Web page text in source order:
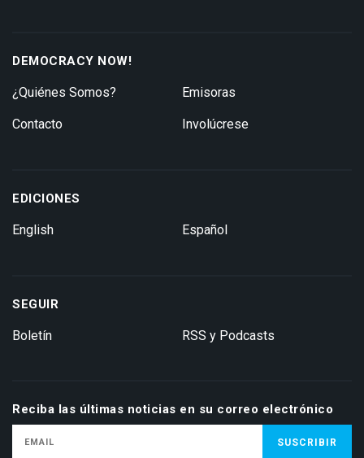
DEMOCRACY NOW!
¿Quiénes Somos?
Contacto
Emisoras
Involúcrese
EDICIONES
English Español
SEGUIR
Boletín RSS y Podcasts
Reciba las últimas noticias en su correo electrónico